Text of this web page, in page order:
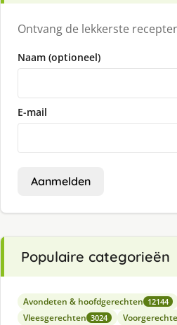
Ontvang de lekkerste
Naam (optioneel)
E-mail
Aanmelden
Populaire categorieën
Avondeten & hoofdgerechten 12144
Vleesgerechten 3024